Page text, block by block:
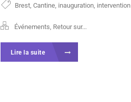
Brest, Cantine, inauguration, intervention
Événements, Retour sur...
Lire la suite